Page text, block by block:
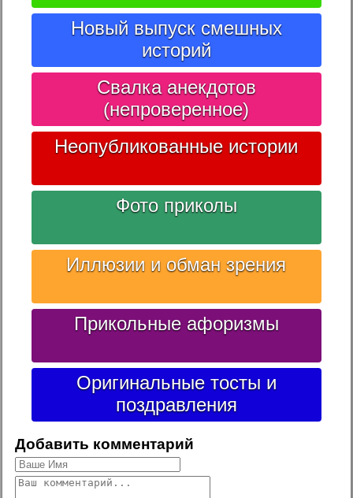
Новый выпуск смешных
историй
Свалка анекдотов
(непроверенное)
Неопубликованные истории
Фото приколы
Иллюзии и обман зрения
Прикольные афоризмы
Оригинальные тосты и
поздравления
Добавить комментарий